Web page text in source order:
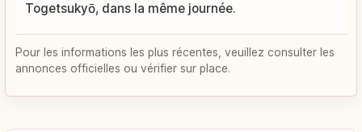
Togetsukyō, dans la même journée.
Pour les informations les plus récentes, veuillez consulter les
annonces officielles ou vérifier sur place.